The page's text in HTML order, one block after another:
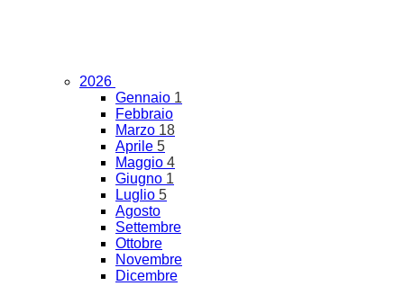
2026
Gennaio 1
Febbraio
Marzo 18
Aprile 5
Maggio 4
Giugno 1
Luglio 5
Agosto
Settembre
Ottobre
Novembre
Dicembre